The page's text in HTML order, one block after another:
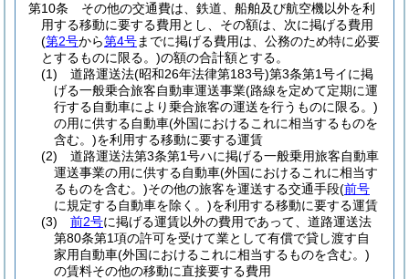
第10条
その他の交通費は、鉄道、船舶及び航空機以外を利
用する移動に要する費用とし、その額は、次に掲げる費用
(第2号から第4号までに掲げる費用は、公務のため特に必要
とするものに限る。)の額の合計額とする。
(1)
道路運送法(昭和26年法律第183号)第3条第1号イに掲
げる一般乗合旅客自動車運送事業(路線を定めて定期に運
行する自動車により乗合旅客の運送を行うものに限る。)
の用に供する自動車(外国におけるこれに相当するものを
含む。)を利用する移動に要する運賃
(2)
道路運送法第3条第1号ハに掲げる一般乗用旅客自動車
運送事業の用に供する自動車(外国におけるこれに相当す
るものを含む。)その他の旅客を運送する交通手段(前号
に規定する自動車を除く。)を利用する移動に要する運賃
(3)
前2号に掲げる運賃以外の費用であって、道路運送法
第80条第1項の許可を受けて業として有償で貸し渡す自
家用自動車(外国におけるこれに相当するものを含む。)
の賃料その他の移動に直接要する費用